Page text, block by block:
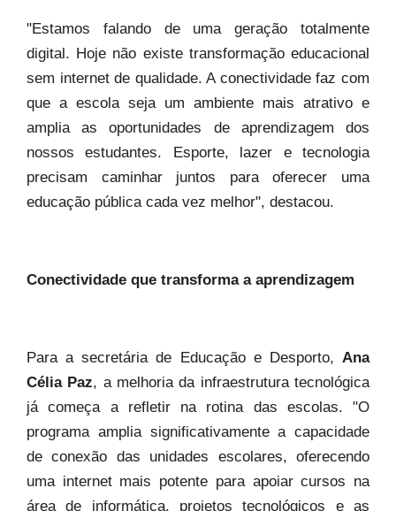
"Estamos falando de uma geração totalmente
digital. Hoje não existe transformação educacional
sem internet de qualidade. A conectividade faz com
que a escola seja um ambiente mais atrativo e
amplia as oportunidades de aprendizagem dos
nossos estudantes. Esporte, lazer e tecnologia
precisam caminhar juntos para oferecer uma
educação pública cada vez melhor", destacou.
Conectividade que transforma a aprendizagem
Para a secretária de Educação e Desporto, Ana
Célia Paz, a melhoria da infraestrutura tecnológica
já começa a refletir na rotina das escolas. "O
programa amplia significativamente a capacidade
de conexão das unidades escolares, oferecendo
uma internet mais potente para apoiar cursos na
área de informática, projetos tecnológicos e as